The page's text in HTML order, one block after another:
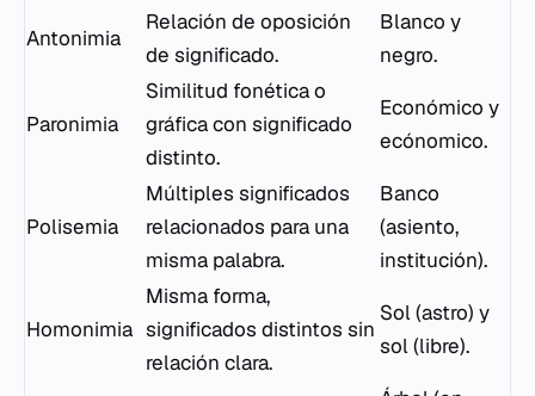
Antonimia
Relación de oposición
de significado.
Blanco y
negro.
Paronimia
Similitud fonética o
gráfica con significado
distinto.
Económico y
ecónomico.
Polisemia
Múltiples significados
relacionados para una
misma palabra.
Banco
(asiento,
institución).
Homonimia
Misma forma,
significados distintos sin
relación clara.
Sol (astro) y
sol (libre).